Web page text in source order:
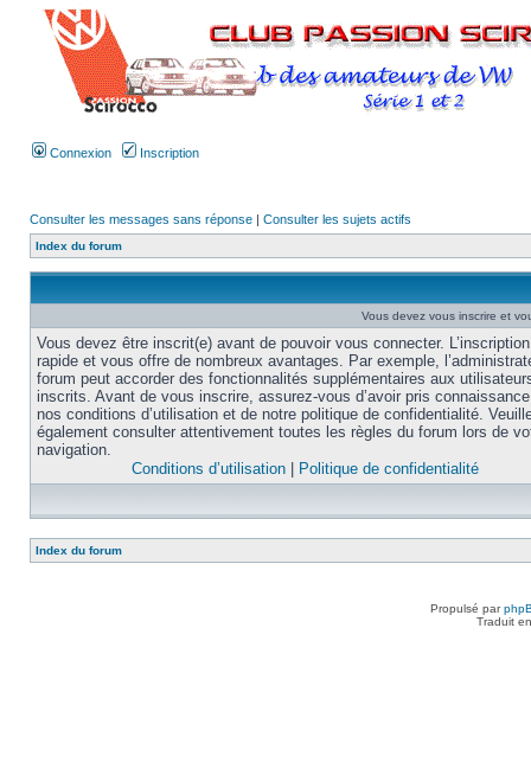
Connexion Inscription
Consulter les messages sans réponse | Consulter les sujets actifs
Index du forum
Vous devez vous inscrire et
Vous devez être inscrit(e) avant de pouvoir vous connecter.
rapide et vous offre de nombreux avantages. Par exemple,
forum peut accorder des fonctionnalités supplémentaires aux
inscrits. Avant de vous inscrire, assurez-vous d’avoir pris
nos conditions d’utilisation et de notre politique de confidentialité.
également consulter attentivement toutes les règles du forum lors de
navigation.
Conditions d’utilisation
Politique de confidentialité
Index du forum
Propulsé par
Traduit